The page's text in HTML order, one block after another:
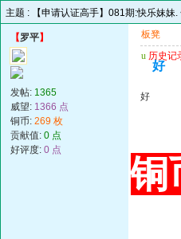
主题 : 【申请认证高手】081期:快乐妹
【罗平】
发帖: 1365
威望: 1366 点
铜币: 269 枚
贡献值: 0 点
好评度: 0 点
板凳
u 历史记
好
好
铜